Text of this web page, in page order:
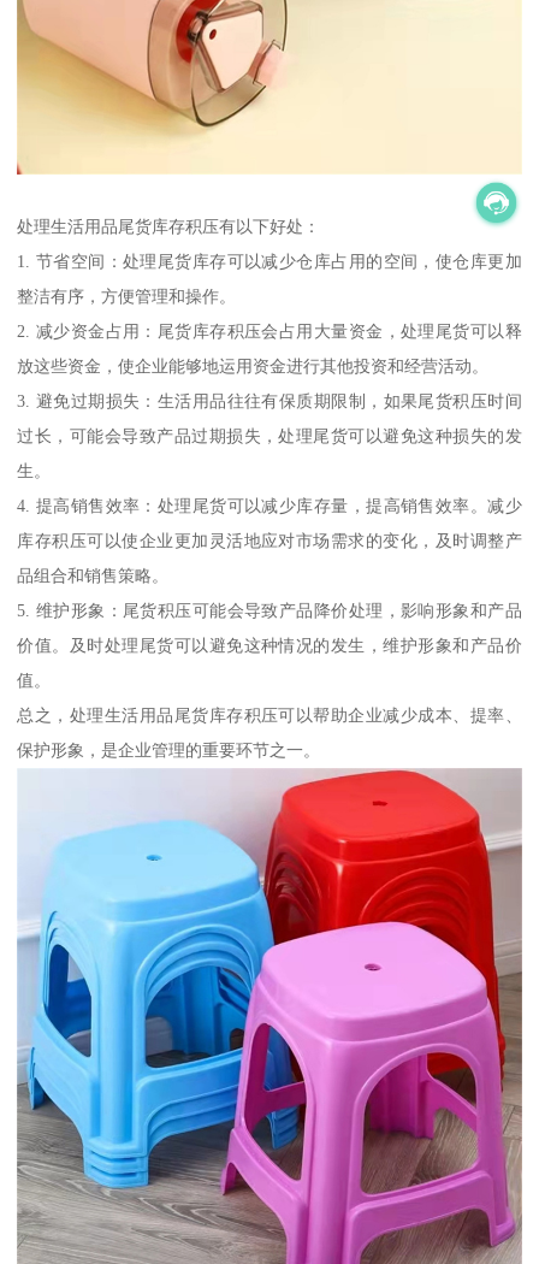
处理生活用品尾货库存积压有以下好处：
1. 节省空间：处理尾货库存可以减少仓库占用的空间，使仓库更加
整洁有序，方便管理和操作。
2. 减少资金占用：尾货库存积压会占用大量资金，处理尾货可以释
放这些资金，使企业能够地运用资金进行其他投资和经营活动。
3. 避免过期损失：生活用品往往有保质期限制，如果尾货积压时间
过长，可能会导致产品过期损失，处理尾货可以避免这种损失的发
生。
4. 提高销售效率：处理尾货可以减少库存量，提高销售效率。减少
库存积压可以使企业更加灵活地应对市场需求的变化，及时调整产
品组合和销售策略。
5. 维护形象：尾货积压可能会导致产品降价处理，影响形象和产品
价值。及时处理尾货可以避免这种情况的发生，维护形象和产品价
值。
总之，处理生活用品尾货库存积压可以帮助企业减少成本、提率、
保护形象，是企业管理的重要环节之一。